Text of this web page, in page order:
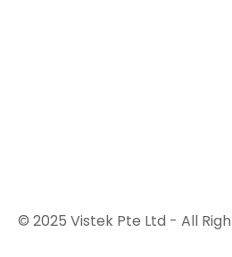
© 2025 Vistek Pte Ltd - All